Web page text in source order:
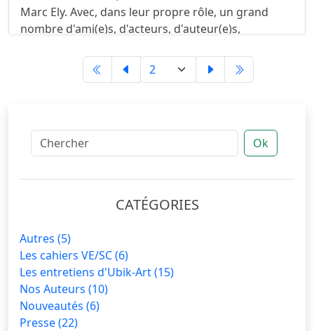
Marc Ely. Avec, dans leur propre rôle, un grand
nombre d'ami(e)s, d'acteurs, d'auteur(e)s,
Ok
CATÉGORIES
Autres (5)
Les cahiers VE/SC(6)
Les entretiens d'Ubik-Art(15)
Nos Auteurs (10)
Nouveautés (6)
Presse(22)